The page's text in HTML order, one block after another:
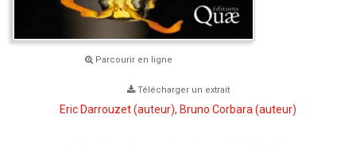
Parcourir en ligne
Télécharger un extrait
Eric Darrouzet(auteur), Bruno Corbara (auteur)